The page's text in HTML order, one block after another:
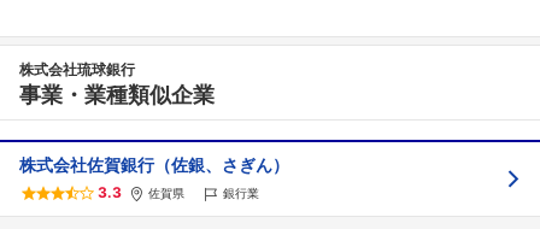
株式会社琉球銀行
事業・業種類似企業
株式会社佐賀銀行（佐銀、さぎん）
3.3 佐賀県 銀行業